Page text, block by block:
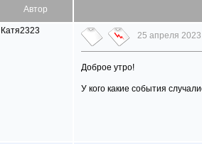
Автор
Катя2323 25 апреля
Доброе утро!
У кого какие события